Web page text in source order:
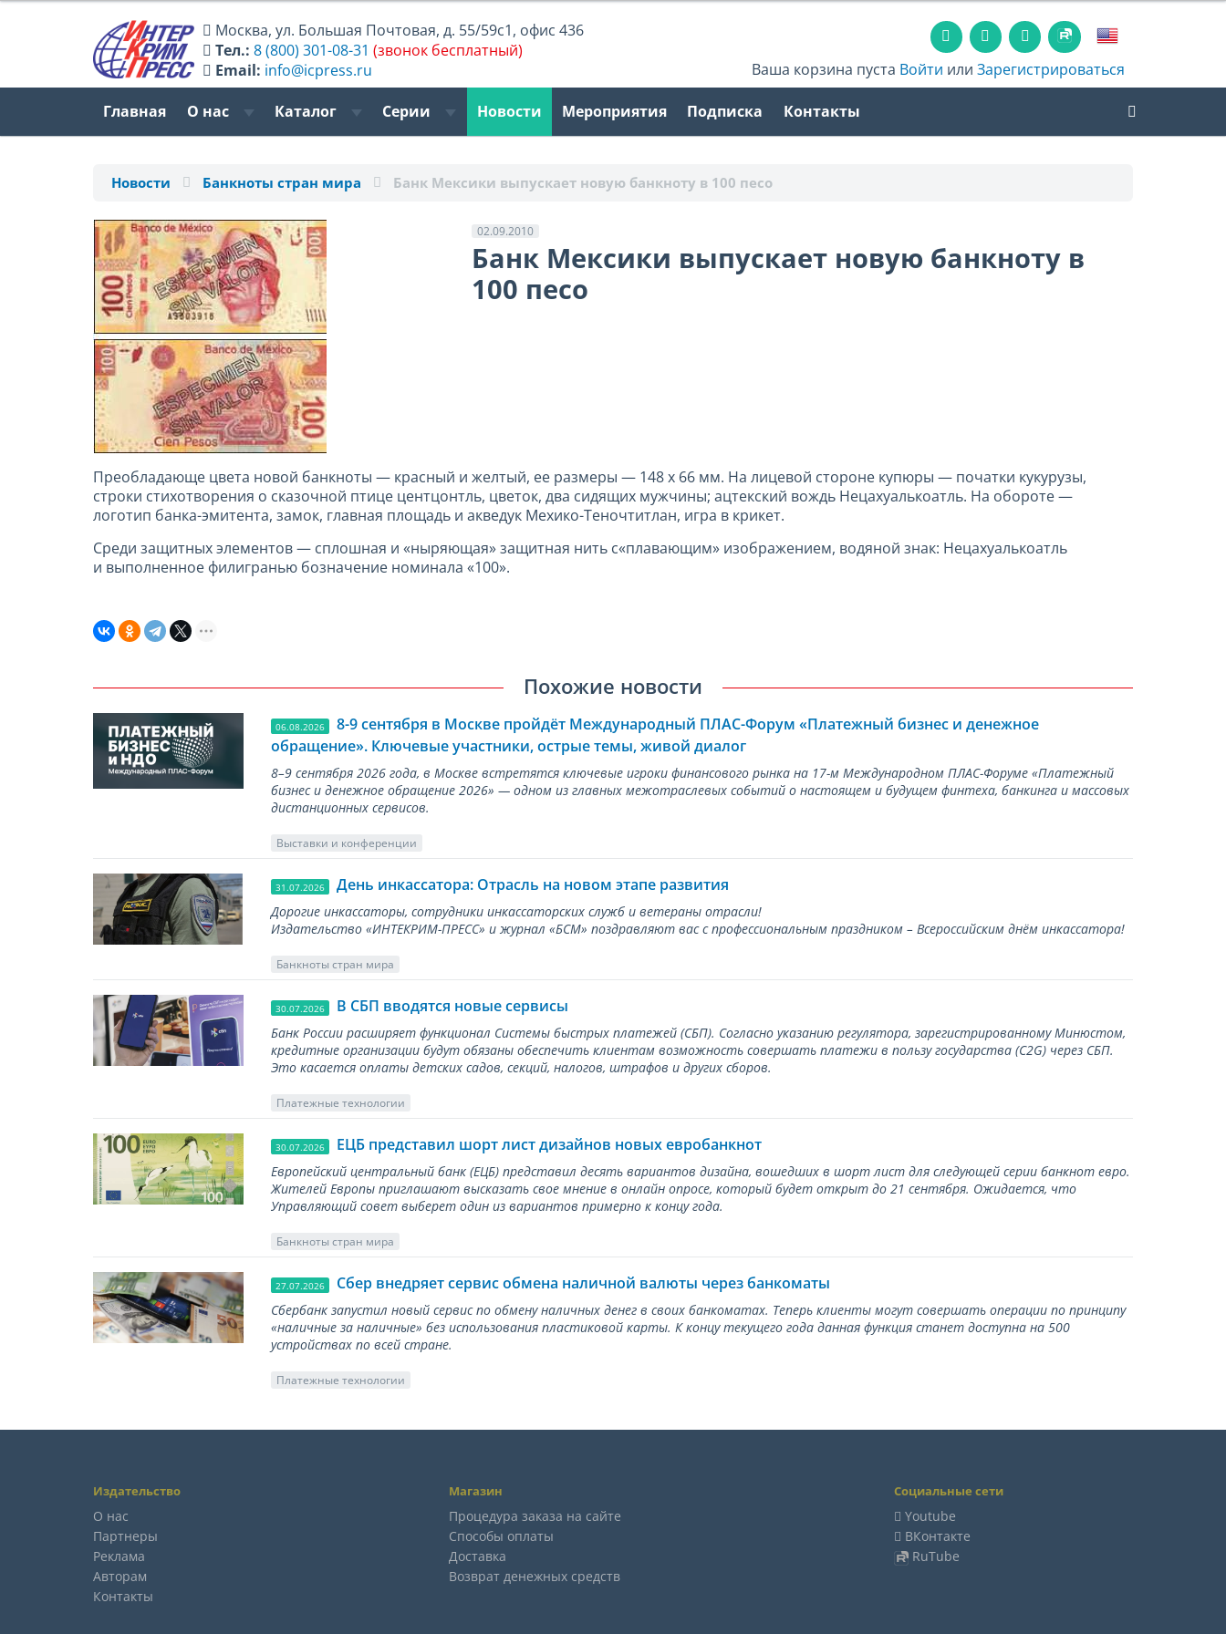
Москва,ул. Большая Почтовая, д. 55/59с1, офис 436
Тел.: 8 (800) 301-08-31 (звонок бесплатный)
Email: info@icpress.ru Ваша корзина пуста Войти илиЗарегистрироваться
Главная О нас Каталог Серии Новости Мероприятия Подписка Контакты
Новости Банкноты стран мира Банк Мексики выпускает новую банкноту в 100 песо
02.09.2010
Банк Мексики выпускает новую банкноту в
100 песо
Преобладающе цвета новой банкноты — красный и желтый, ее размеры — 148 х 66 мм. На лицевой стороне купюры — початки кукурузы,
строки cтихотворения о сказочной птице центцонтль, цветок, два сидящих мужчины; ацтекский вождь Нецахуалькоатль. На обороте —
логотип банка-эмитента, замок, главная площадь и акведук Мехико-Теночтитлан, игра в крикет.
Среди защитных элементов — сплошная и «ныряющая» защитная нить с«плавающим» изображением, водяной знак: Нецахуалькоатль
и выполненное филигранью бозначение номинала «100».
Похожие новости
06.08.2026
8-9 сентября в Москве пройдёт Международный ПЛАС-Форум «Платежный бизнес и денежное
обращение». Ключевые участники, острые темы, живой диалог
8–9 сентября 2026 года, в Москве встретятся ключевые игроки финансового рынка на 17-м Международном ПЛАС-Форуме «Платежный
бизнес и денежное обращение 2026» — одном из главных межотраслевых событий о настоящем и будущем финтеха, банкинга и массовых
дистанционных сервисов.
Выставки и конференции
31.07.2026 День инкассатора: Отрасль на новом этапе развития
Дорогие инкассаторы, сотрудники инкассаторских служб и ветераны отрасли!
Издательство «ИНТЕКРИМ-ПРЕСС» и журнал «БСМ» поздравляют вас с профессиональным праздником – Всероссийским днём инкассатора!
Банкноты стран мира
30.07.2026 В СБП вводятся новые сервисы
Банк России расширяет функционал Системы быстрых платежей (СБП). Согласно указанию регулятора, зарегистрированному Минюстом,
кредитные организации будут обязаны обеспечить клиентам возможность совершать платежи в пользу государства (С2G) через СБП.
Это касается оплаты детских садов, секций, налогов, штрафов и других сборов.
Платежные технологии
30.07.2026 ЕЦБ представил шорт лист дизайнов новых евробанкнот
Европейский центральный банк (ЕЦБ) представил десять вариантов дизайна, вошедших в шорт лист для следующей серии банкнот евро.
Жителей Европы приглашают высказать свое мнение в онлайн опросе, который будет открыт до 21 сентября. Ожидается, что
Управляющий совет выберет один из вариантов примерно к концу года.
Банкноты стран мира
27.07.2026 Сбер внедряет сервис обмена наличной валюты через банкоматы
Сбербанк запустил новый сервис по обмену наличных денег в своих банкоматах. Теперь клиенты могут совершать операции по принципу
«наличные за наличные» без использования пластиковой карты. К концу текущего года данная функция станет доступна на 500
устройствах по всей стране.
Платежные технологии
Издательство
О нас
Партнеры
Реклама
Авторам
Контакты
Магазин
Процедура заказа на сайте
Способы оплаты
Доставка
Возврат денежных средств
Социальные сети
Youtube
ВКонтакте
RuTube